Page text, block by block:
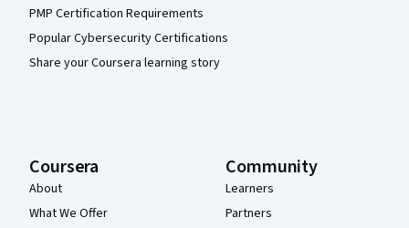
PMP Certification Requirements
Popular Cybersecurity Certifications
Share your Coursera learning story
Coursera
About
What We Offer
Community
Learners
Partners